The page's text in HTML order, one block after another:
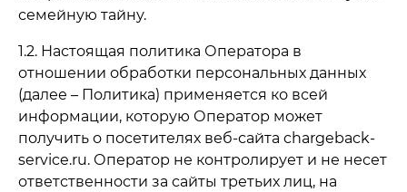
семейную тайну.
1.2. Настоящая политика Оператора в
отношении обработки персональных данных
(далее – Политика) применяется ко всей
информации, которую Оператор может
получить о посетителях веб-сайта chargeback-
service.ru. Оператор не контролирует и не несет
ответственности за сайты третьих лиц, на